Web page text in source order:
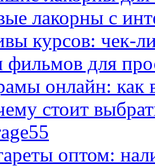
лакорны с
курсов: чек-
фильмов для
онлайн: как
стоит
оптом: